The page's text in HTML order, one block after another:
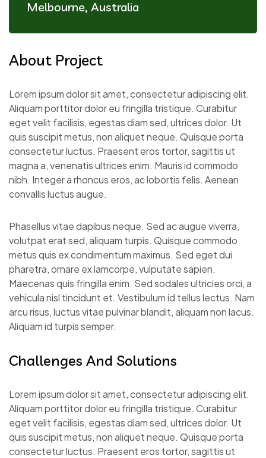
Melbourne, Australia
About Project
Lorem ipsum dolor sit amet, consectetur adipiscing elit.
Aliquam porttitor dolor eu fringilla tristique. Curabitur
eget velit facilisis, egestas diam sed, ultrices dolor. Ut
quis suscipit metus, non aliquet neque. Quisque porta
consectetur luctus. Praesent eros tortor, sagittis ut
magna a, venenatis ultrices enim. Mauris id commodo
nibh. Integer a rhoncus eros, ac lobortis felis. Aenean
convallis luctus augue.
Phasellus vitae dapibus neque. Sed ac augue viverra,
volutpat erat sed, aliquam turpis. Quisque commodo
metus quis ex condimentum maximus. Sed eget dui
pharetra, ornare ex lamcorpe, vulputate sapien.
Maecenas quis fringilla enim. Sed sodales ultricies orci, a
vehicula nisl tincidunt et. Vestibulum id tellus lectus. Nam
arcu risus, luctus vitae pulvinar blandit, aliquam non lacus.
Aliquam id turpis semper.
Challenges And Solutions
Lorem ipsum dolor sit amet, consectetur adipiscing elit.
Aliquam porttitor dolor eu fringilla tristique. Curabitur
eget velit facilisis, egestas diam sed, ultrices dolor. Ut
quis suscipit metus, non aliquet neque. Quisque porta
consectetur luctus. Praesent eros tortor, sagittis ut